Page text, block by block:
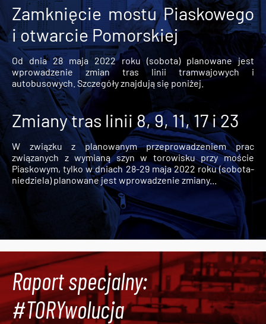
Zamknięcie mostu Piaskowego
i otwarcie Pomorskiej
Od dnia 28 maja 2022 roku (sobota) planowane jest
wprowadzenie zmian tras linii tramwajowych i
autobusowych. Szczegóły znajdują się poniżej.
Zmiany tras linii 8, 9, 11, 17 i 23
W związku z planowanym przeprowadzeniem prac
związanych z wymianą szyn w torowisku przy moście
Piaskowym, tylko w dniach 28-29 maja 2022 roku (sobota-
niedziela) planowane jest wprowadzenie zmiany...
Raport specjalny:
#TORYwolucja